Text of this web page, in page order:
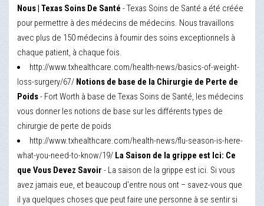
Nous | Texas Soins De Santé - Texas Soins de Santé a été créée
pour permettre à des médecins de médecins. Nous travaillons
avec plus de 150 médecins à fournir des soins exceptionnels à
chaque patient, à chaque fois.
http://www.txhealthcare.com/health-news/basics-of-weight-
loss-surgery/67/ Notions de base de la Chirurgie de Perte de
Poids- Fort Worth à base de Texas Soins de Santé, les médecins
vous donner les notions de base sur les différents types de
chirurgie de perte de poids
http://www.txhealthcare.com/health-news/flu-season-is-here-
what-you-need-to-know/19/ La Saison de la grippe est Ici: Ce
que Vous Devez Savoir - La saison de la grippe est ici. Si vous
avez jamais eue, et beaucoup d'entre nous ont – savez-vous que
il ya quelques choses que peut faire une personne à se sentir si